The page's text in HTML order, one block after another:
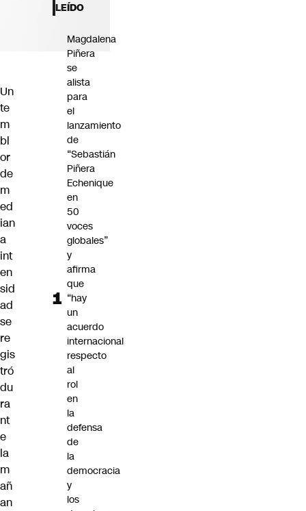
Un
te
m
bl
or
de
m
ed
ian
a
int
en
sid
ad
se
re
gis
tró
du
ra
nt
e
la
m
añ
an
LEÍDO
Magdalena
Piñera
se
alista
para
el
lanzamiento
de
“Sebastián
Piñera
Echenique
en
50
voces
globales”
y
afirma
que
“hay
un
acuerdo
internacional
respecto
al
rol
en
la
defensa
de
la
democracia
y
los